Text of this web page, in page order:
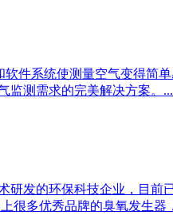
件系统使测量空气变得简
监测需求的完美解决方案。...
研发的环保科技企业，目
多优秀品牌的臭氧发生器